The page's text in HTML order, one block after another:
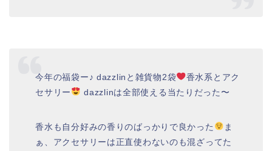
今年の福袋ー♪ dazzlinと雑貨物2袋
香水系とアク
セサリー
dazzlinは全部使える当たりだった〜
香水も自分好みの香りのばっかりで良かった
ま
ぁ、アクセサリーは正直使わないのも混ざってた